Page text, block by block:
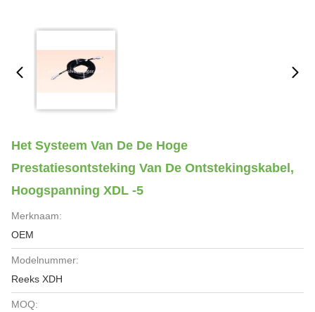
Het Systeem Van De De Hoge
Prestatiesontsteking Van De Ontstekingskabel,
Hoogspanning XDL -5
Merknaam:
OEM
Modelnummer:
Reeks XDH
MOQ: